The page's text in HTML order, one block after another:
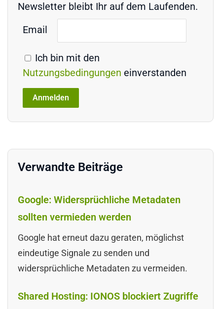
Newsletter bleibt Ihr auf dem Laufenden.
Email
Ich bin mit den
Nutzungsbedingungen einverstanden
Verwandte Beiträge
Google: Widersprüchliche Metadaten
sollten vermieden werden
Google hat erneut dazu geraten, möglichst
eindeutige Signale zu senden und
widersprüchliche Metadaten zu vermeiden.
Shared Hosting: IONOS blockiert Zugriffe